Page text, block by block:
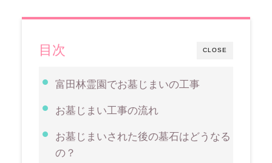
CLOSE
目次
富田林霊園でお墓じまいの工事
お墓じまい工事の流れ
お墓じまいされた後の墓石はどうなる
の？